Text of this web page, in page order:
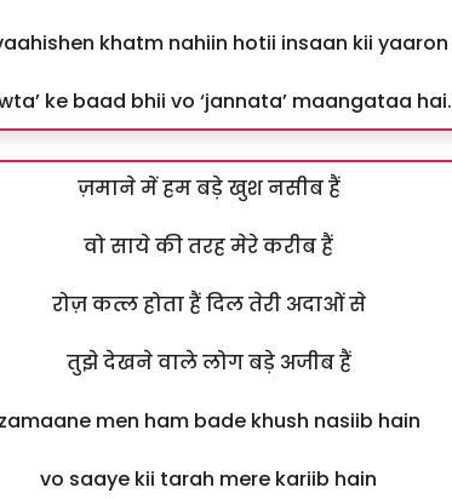
khatm nahiin hotii insaan kii yaaron
ke baad bhii vo ‘jannata’ maangataa hai.
ज़माने में हम बड़े खुश नसीब हैं
वो साये की तरह मेरे करीब हैं
रोज़ कत्ल होता हैं दिल तेरी अदाओं से
तुझे देखने वाले लोग बड़े अजीब हैं
zamaane men ham bade khush nasiib hain
vo saaye kii tarah mere kariib hain